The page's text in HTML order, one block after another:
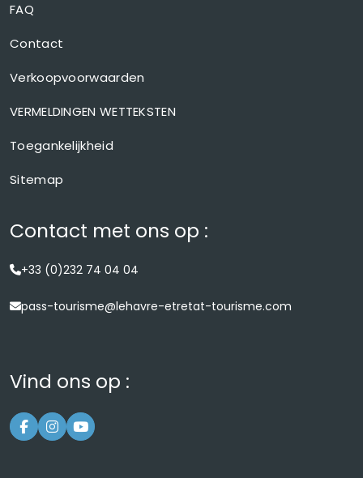
FAQ
Contact
Verkoopvoorwaarden
VERMELDINGEN WETTEKSTEN
Toegankelijkheid
Sitemap
Contact met ons op :
+33 (0)232 74 04 04
pass-tourisme@lehavre-etretat-tourisme.com
Vind ons op :